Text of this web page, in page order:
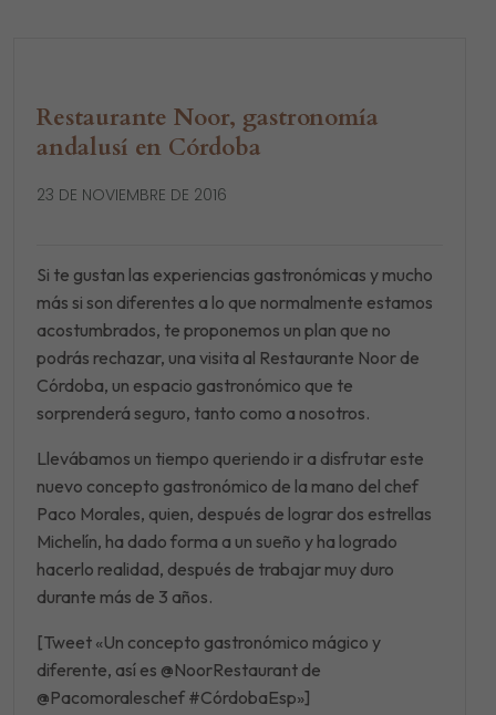
Restaurante Noor, gastronomía
andalusí en Córdoba
23 DE NOVIEMBRE DE 2016
Si te gustan las experiencias gastronómicas y mucho
más si son diferentes a lo que normalmente estamos
acostumbrados, te proponemos un plan que no
podrás rechazar, una visita al Restaurante Noor de
Córdoba, un espacio gastronómico que te
sorprenderá seguro, tanto como a nosotros.
Llevábamos un tiempo queriendo ir a disfrutar este
nuevo concepto gastronómico de la mano del chef
Paco Morales, quien, después de lograr dos estrellas
Michelín, ha dado forma a un sueño y ha logrado
hacerlo realidad, después de trabajar muy duro
durante más de 3 años.
[Tweet «Un concepto gastronómico mágico y
diferente, así es @NoorRestaurant de
@Pacomoraleschef #CórdobaEsp»]